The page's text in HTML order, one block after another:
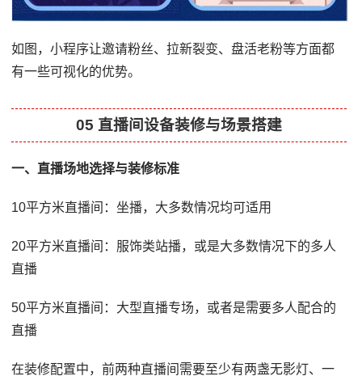
如图，小程序让邀请粉丝、拉新裂变、盘活老粉等方面都
有一些可视化的优势。
05 直播间设备装修与场景搭建
一、直播场地选择与装修标准
10平方米直播间：坐播，大多数情况均可适用
20平方米直播间：服饰类站播，或是大多数情况下的多人
直播
50平方米直播间：大型直播专场，或者是需要多人配合的
直播
在装修配置中，前两种直播间需要至少有两盏无影灯、一